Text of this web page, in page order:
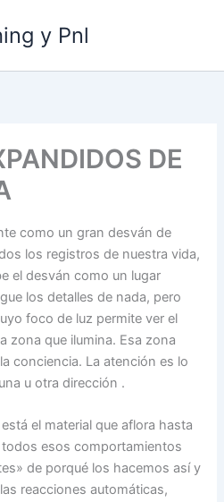
y Pnl
DE
como un gran desván de
los registros de nuestra vida,
el desván como un lugar
los detalles de nada, pero
foco de luz permite ver el
zona que ilumina. Esa zona
conciencia. La atención es lo
u otra dirección .
el material que aflora hasta
esos comportamientos
de porqué los hacemos así y
reacciones automáticas,